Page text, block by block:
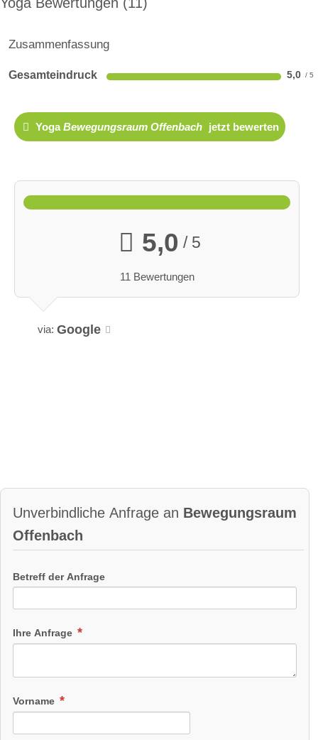
Zusammenfassung
Gesamteindruck 5,0
YogaBewegungsraum Offenbach jetzt bewerten
5,0 / 5
11 Bewertungen
via: Google
Unverbindliche Anfrage an Bewegungsraum
Offenbach
Betreff der Anfrage
Ihre Anfrage
Vorname